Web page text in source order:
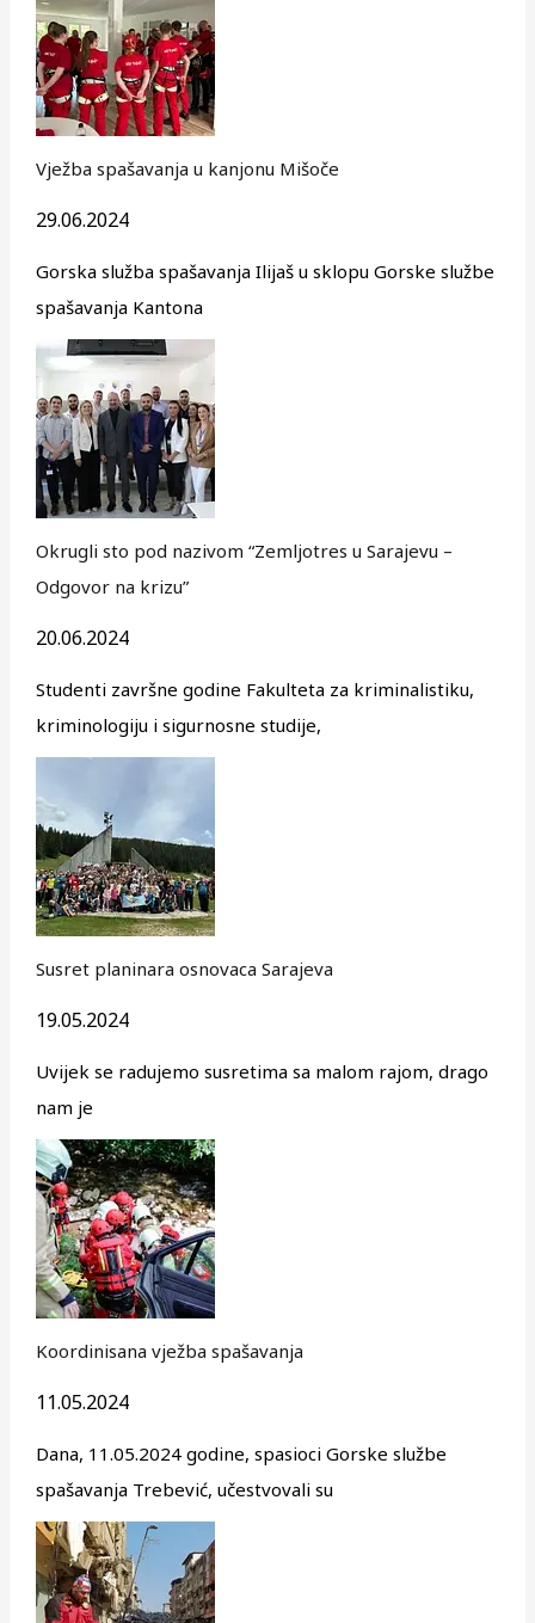
Vježba spašavanja u kanjonu Mišoče
29.06.2024
Gorska služba spašavanja Ilijaš u sklopu Gorske službe
spašavanja Kantona
Okrugli sto pod nazivom “Zemljotres u Sarajevu –
Odgovor na krizu”
20.06.2024
Studenti završne godine Fakulteta za kriminalistiku,
kriminologiju i sigurnosne studije,
Susret planinara osnovaca Sarajeva
19.05.2024
Uvijek se radujemo susretima sa malom rajom, drago
nam je
Koordinisana vježba spašavanja
11.05.2024
Dana, 11.05.2024 godine, spasioci Gorske službe
spašavanja Trebević, učestvovali su